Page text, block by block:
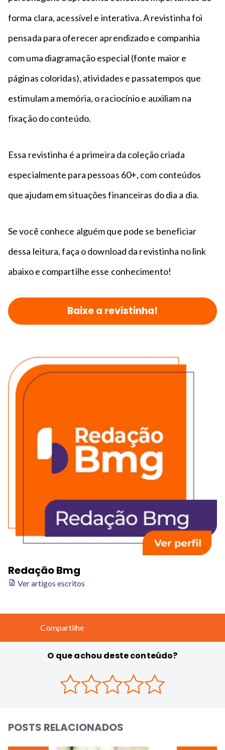
forma clara, acessível e interativa. A revistinha foi
pensada para oferecer aprendizado e companhia
com uma diagramação especial (fonte maior e
páginas coloridas), atividades e passatempos que
estimulam a memória, o raciocínio e auxiliam na
fixação do conteúdo.
Essa revistinha é a primeira da coleção criada
especialmente para pessoas 60+, com conteúdos
que ajudam em situações financeiras do dia a dia.
Se você conhece alguém que pode se beneficiar
dessa leitura, faça o download da revistinha no link
abaixo e compartilhe esse conhecimento!
Baixe a revistinha!
Redação Bmg
Ver artigos escritos
Compartilhe
O que achou deste conteúdo?
POSTS RELACIONADOS